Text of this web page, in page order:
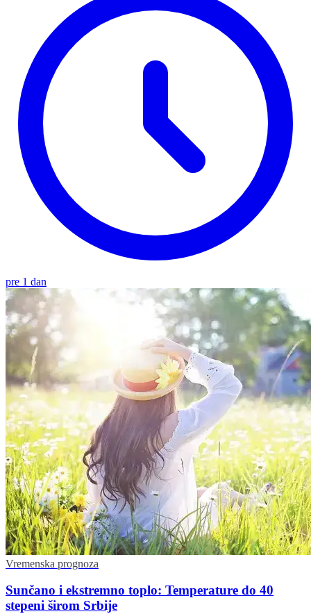
pre 1 dan
Vremenska prognoza
Sunčano i ekstremno toplo: Temperature do 40
stepeni širom Srbije